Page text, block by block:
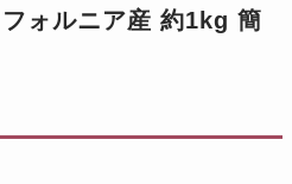
ォルニア産 約1kg 簡